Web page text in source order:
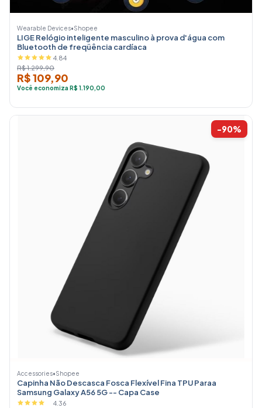
Wearable Devices•Shopee
LIGE Relógio inteligente masculino à prova d'água com
Bluetooth de freqüência cardíaca
4.84
R$ 1.299,90
R$ 109,90
Você economiza R$ 1.190,00
-90%
Accessories•Shopee
Capinha Não Descasca Fosca Flexível Fina TPU Paraa
Samsung Galaxy A56 5G -- Capa Case
4.36